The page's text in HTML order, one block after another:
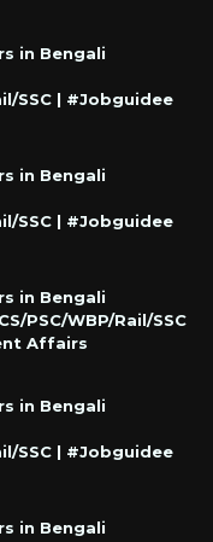
in Bengali
SSC | #Jobguidee
in Bengali
SSC | #Jobguidee
in Bengali
PSC/WBP/Rail/SSC
Affairs
in Bengali
SSC | #Jobguidee
in Bengali